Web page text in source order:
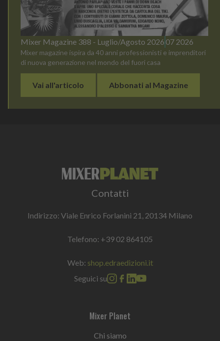
Mixer Magazine 388 - Luglio/Agosto 2026 07 2026
Mixer magazine ispira da 40 anni professionisti e imprenditori
di nuova generazione nel mondo del fuori casa
Vai all'articolo Abbonati al Magazine
Contatti
Indirizzo: Viale Enrico Forlanini 21, 20134 Milano
Telefono: +39 02 864105
Web: shop.edraedizioni.it
Seguici su
Mixer Planet
Chi siamo